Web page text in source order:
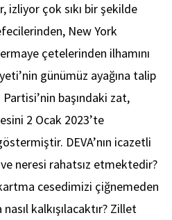
izliyor çok sıkı bir şekilde
New York
çetelerinden ilhamını
günümüz ayağına talip
başındaki zat,
2 Ocak 2023’te
DEVA’nın icazetli
neresi rahatsız etmektedir?
cesedimizi çiğnemeden
kalkışılacaktır? Zillet